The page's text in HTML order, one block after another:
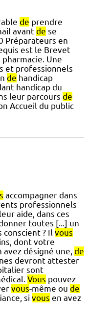
de prendre
avant de se
Préparateurs en
est le Brevet
Une
et professionnels
de handicap
handicap du
leur parcours de
Accueil du public
accompagner dans
professionnels
aide, dans ces
toutes [...] un
conscient ? Il vous
dont votre
avez désigné une, de
devront attester
sont
Vous pouvez
vous-même ou de
si vous en avez